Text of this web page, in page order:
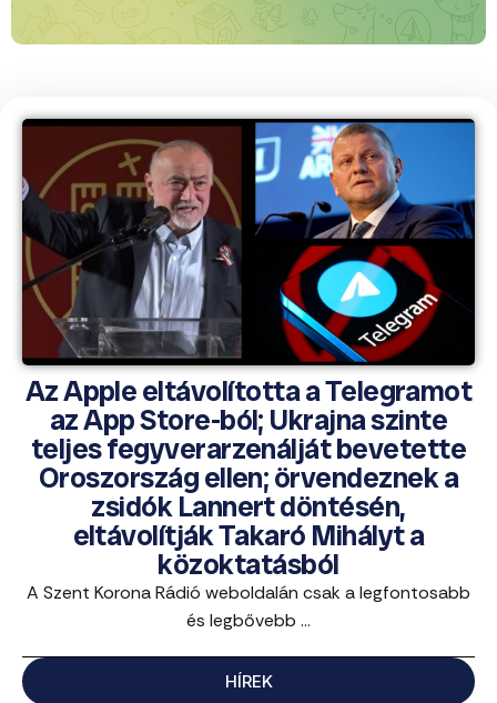
Az Apple eltávolította a Telegramot
az App Store-ból; Ukrajna szinte
teljes fegyverarzenálját bevetette
Oroszország ellen; örvendeznek a
zsidók Lannert döntésén,
eltávolítják Takaró Mihályt a
közoktatásból
A Szent Korona Rádió weboldalán csak a legfontosabb
és legbővebb ...
HÍREK